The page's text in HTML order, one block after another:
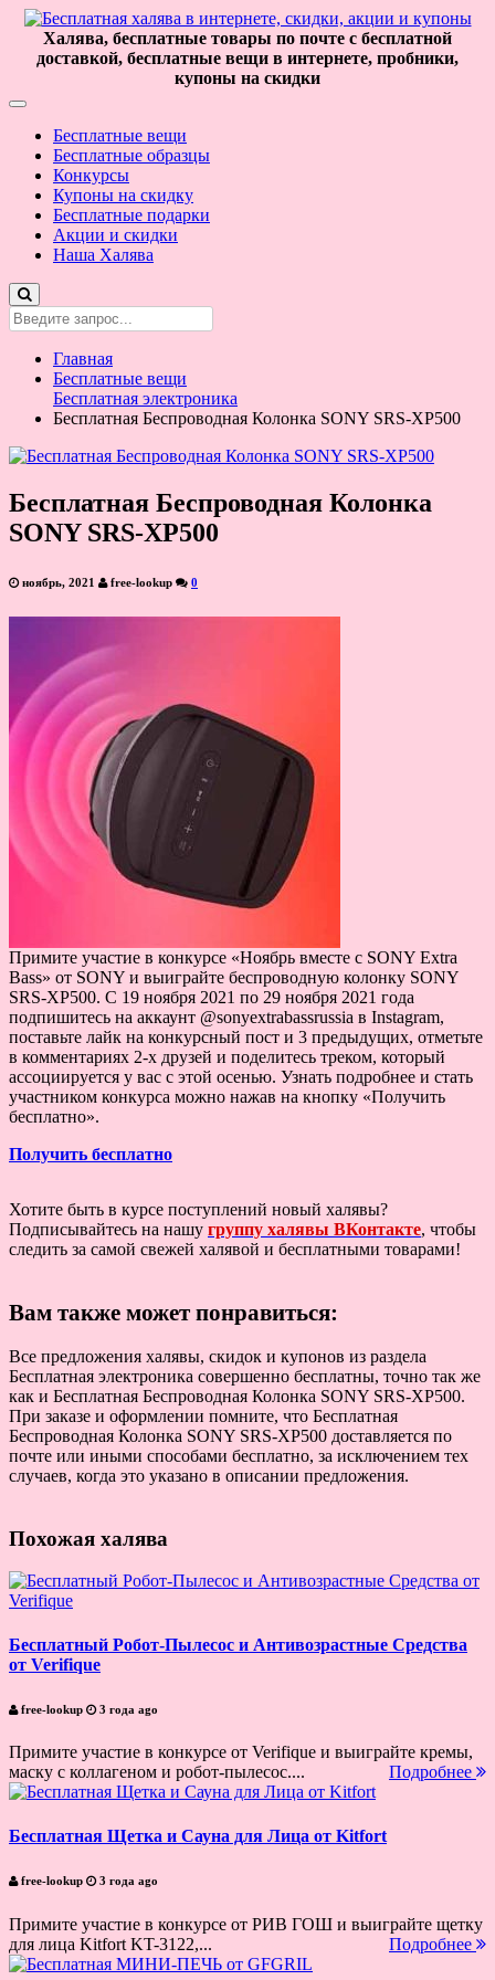
Халява, бесплатные товары по почте с бесплатной
доставкой, бесплатные вещи в интернете, пробники,
купоны на скидки
Бесплатные вещи
Бесплатные образцы
Конкурсы
Купоны на скидку
Бесплатные подарки
Акции и скидки
Наша Халява
Главная
Бесплатные вещи
Бесплатная электроника
Бесплатная Беспроводная Колонка SONY SRS-XP500
Бесплатная Беспроводная Колонка
SONY SRS-XP500
ноябрь, 2021 free-lookup 0
Примите участие в конкурсе «Ноябрь вместе с SONY Extra
Bass» от SONY и выиграйте беспроводную колонку SONY
SRS-XP500. С 19 ноября 2021 по 29 ноября 2021 года
подпишитесь на аккаунт @sonyextrabassrussia в Instagram,
поставьте лайк на конкурсный пост и 3 предыдущих, отметьте
в комментариях 2-х друзей и поделитесь треком, который
ассоциируется у вас с этой осенью. Узнать подробнее и стать
участником конкурса можно нажав на кнопку «Получить
бесплатно».
Получить бесплатно
Хотите быть в курсе поступлений новый халявы?
Подписывайтесь на нашу группу халявы ВКонтакте, чтобы
следить за самой свежей халявой и бесплатными товарами!
Вам также может понравиться:
Все предложения халявы, скидок и купонов из раздела
Бесплатная электроника совершенно бесплатны, точно так же
как и Бесплатная Беспроводная Колонка SONY SRS-XP500.
При заказе и оформлении помните, что Бесплатная
Беспроводная Колонка SONY SRS-XP500 доставляется по
почте или иными способами бесплатно, за исключением тех
случаев, когда это указано в описании предложения.
Похожая халява
Бесплатный Робот-Пылесос и Антивозрастные Средства
от Verifique
free-lookup 3 года ago
Примите участие в конкурсе от Verifique и выиграйте кремы,
маску с коллагеном и робот-пылесос....
Подробнее
Бесплатная Щетка и Сауна для Лица от Kitfort
free-lookup 3 года ago
Примите участие в конкурсе от РИВ ГОШ и выиграйте щетку
для лица Kitfort KT-3122,...
Подробнее